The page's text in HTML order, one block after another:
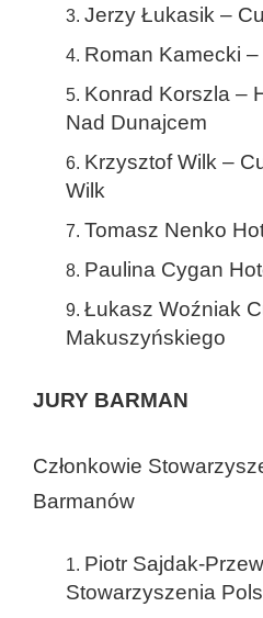
Jerzy Łukasik –
Roman Kamecki
Konrad Korszla –
Nad Dunajcem
Krzysztof Wilk –
Wilk
Tomasz Nenko
Paulina Cygan
Łukasz Woźniak
Makuszyńskiego
JURY BARMAN
Członkowie
Barmanów
Piotr Sajdak-
Stowarzyszenia